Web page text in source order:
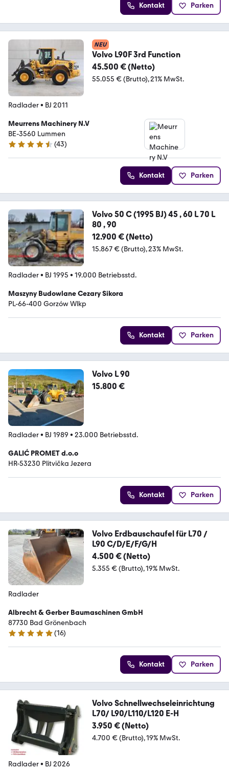
Kontakt Parken
NEU
Volvo L90F 3rd Function
45.500 € (Netto)
55.055 € (Brutto) 21% MwSt.
Radlader• BJ 2011
Meurrens Machinery N.V
BE-3560 Lummen
4.5 Sterne
(43)
Kontakt Parken
Volvo 50 C (1995 BJ) 45 , 60 L 70 L
80 , 90
12.900 € (Netto)
15.867 € (Brutto) 23% MwSt.
Radlader• BJ 1995 • 19.000 Betriebsstd.
Maszyny Budowlane Cezary Sikora
PL-66-400 Gorzów Wlkp
Kontakt Parken
Volvo L 90
15.800 €
Radlader• BJ 1989 • 23.000 Betriebsstd.
GALIĆ PROMET d.o.o
HR-53230 Plitvička Jezera
Kontakt Parken
Volvo Erdbauschaufel für L70 /
L90 C/D/E/F/G/H
4.500 € (Netto)
5.355 € (Brutto) 19% MwSt.
Radlader
Albrecht & Gerber Baumaschinen GmbH
87730 Bad Grönenbach
5 Sterne
(16)
Kontakt Parken
Volvo Schnellwechseleinrichtung
L70/ L90/L110/L120 E-H
3.950 € (Netto)
4.700 € (Brutto) 19% MwSt.
Radlader• BJ 2026